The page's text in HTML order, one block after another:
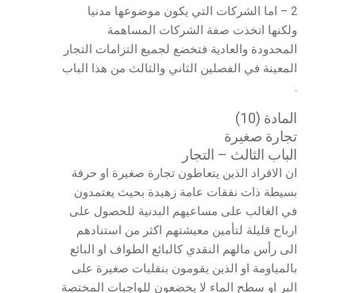
2 – اما الشركات التي يكون موضوعها مدنيا
ولكنها اتخذت صفة الشركات المساهمة
المحدودة والعادية فتخضع لجميع التزامات التجار
المعينة في الفصلين الثاني والثالث من هذا الباب
.
المادة (10)
تجارة صغيرة
الباب الثالث – التجار
ان الافراد الذين يتعاطون تجارة صغيرة او حرفة
بسيطة ذات نفقات عامة زهيدة بحيث يعتمدون
في الغالب على مساعيهم البدنية للحصول على
ارباح قليلة لتأمين معيشتهم اكثر من استنادهم
الى رأس مالهم النقدي كالبائع الطواف او البائع
بالمياومة او الذين يقومون بنقليات صغيرة على
البر او سطح الماء لا يخضعون للواجبات المختصة